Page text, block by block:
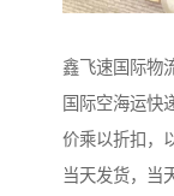
鑫飞速国际物
国际空海运快
价乘以折扣，
当天发货，当